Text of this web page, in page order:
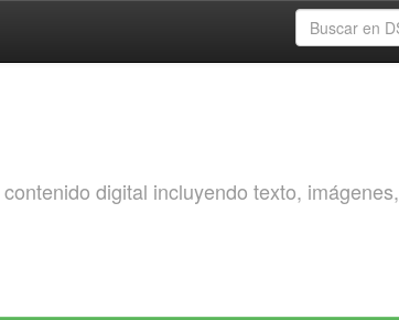
digital incluyendo texto, imágenes,